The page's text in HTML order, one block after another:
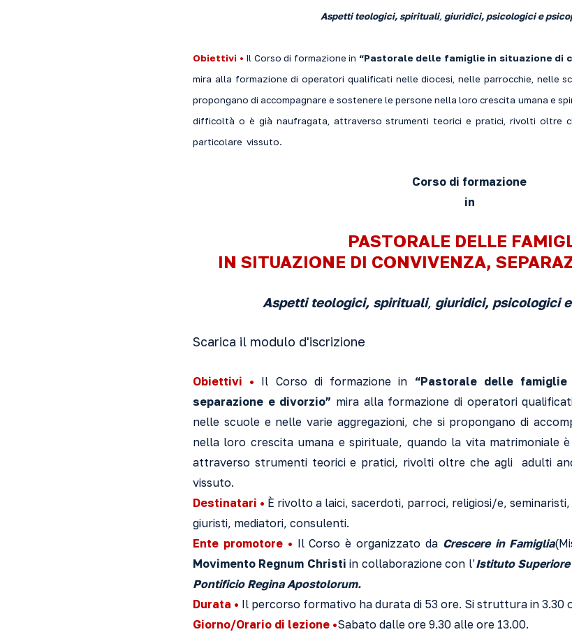
Aspetti teologici, spirituali, giuridici, psicologici e
Obiettivi • Il Corso di formazione in “Pastorale delle famiglie in situazione di
mira alla formazione di operatori qualificati nelle diocesi, nelle parrocchie, nelle
propongano di accompagnare e sostenere le persone nella loro crescita umana e
difficoltà o è già naufragata, attraverso strumenti teorici e pratici, rivolti oltre
particolare vissuto.
Corso di formazione
in
PASTORALE DELLE
IN SITUAZIONE DI CONVIVENZA,
Aspetti teologici, spirituali, giuridici, psicologici
Scarica il modulo d'iscrizione
Obiettivi • Il Corso di formazione in “Pastorale delle
separazione e divorzio” mira alla formazione di operatori
nelle scuole e nelle varie aggregazioni, che si propongano di
nella loro crescita umana e spirituale, quando la vita matrimoniale
attraverso strumenti teorici e pratici, rivolti oltre che agli adulti
vissuto.
Destinatari • È rivolto a laici, sacerdoti, parroci, religiosi/e,
giuristi, mediatori, consulenti.
Ente promotore • Il Corso è organizzato da Crescere in Famiglia
Movimento Regnum Christi in collaborazione con l’Istituto Superiore
Pontificio Regina Apostolorum.
Durata • Il percorso formativo ha durata di 53 ore. Si struttura in 3.30
Giorno/Orario di lezione •Sabato dalle ore 9.30 alle ore 13.00.